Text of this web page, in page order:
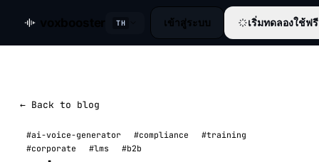
TH เข้าสู่ระบบ เริ่มทดลองใช้ฟรี
← Back to blog
#ai-voice-generator #compliance
#training
#corporate
#lms #b2b